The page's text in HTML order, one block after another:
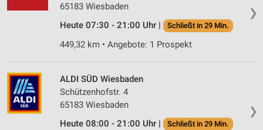
❯
65183 Wiesbaden
Heute 07:30 - 21:00 Uhr |
Schließt in 29 Min.
449,32 km • Angebote: 1 Prospekt
❯
ALDI SÜD Wiesbaden
Schützenhofstr. 4
65183 Wiesbaden
Heute 08:00 - 21:00 Uhr |
Schließt in 29 Min.